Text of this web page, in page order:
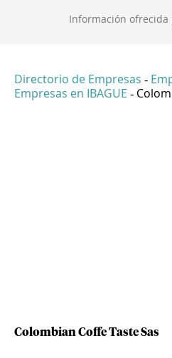
Información ofrecida
Directorio de Empresas -
Empresas en IBAGUE -
Colombian Coffe Taste Sas